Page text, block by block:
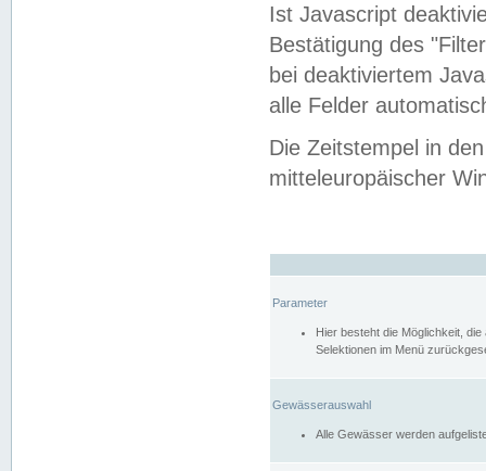
Ist Javascript
Bestätigung des
bei deaktiviertem
alle Felder
Die Zeitstempel in
mitteleuropäischer
Parameter
Hier besteht die Möglichkeit,
Selektionen im Menü
Gewässerauswahl
Alle Gewässer werden